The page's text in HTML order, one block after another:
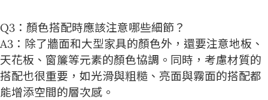
Q3：顏色搭配時應該注意哪些細節？
A3：除了牆面和大型家具的顏色外，還要注意地板、
天花板、窗簾等元素的顏色協調。同時，考慮材質的
搭配也很重要，如光滑與粗糙、亮面與霧面的搭配都
能增添空間的層次感。